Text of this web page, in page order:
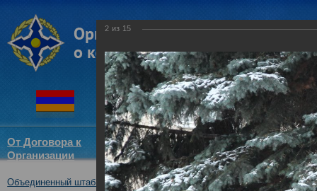
От Договора к
Организации
Структура
ОДКБ
Новости
Объединенный штаб ОДКБ
Торжественная
2 из 15